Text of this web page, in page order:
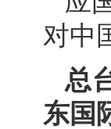
对中
总
东国